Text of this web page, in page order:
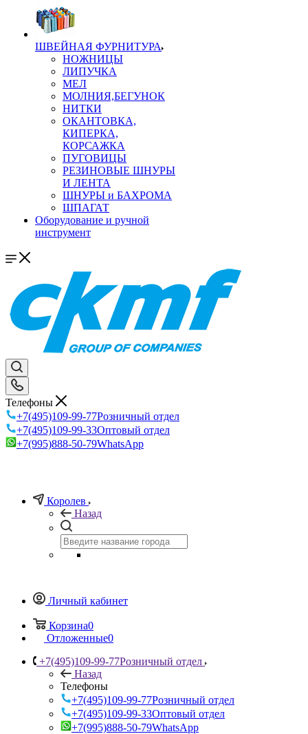
ШВЕЙНАЯ ФУРНИТУРА
НОЖНИЦЫ
ЛИПУЧКА
МЕЛ
МОЛНИЯ,БЕГУНОК
НИТКИ
ОКАНТОВКА,
КИПЕРКА,
КОРСАЖКА
ПУГОВИЦЫ
РЕЗИНОВЫЕ ШНУРЫ
И ЛЕНТА
ШНУРЫ и БАХРОМА
ШПАГАТ
Оборудование и ручной
инструмент
Телефоны
+7(495)109-99-77Розничный отдел
+7(495)109-99-33Оптовый отдел
+7(995)888-50-79WhatsApp
Королев
Назад
Личный кабинет
Корзина0
Отложенные0
+7(495)109-99-77Розничный отдел
Назад
Телефоны
+7(495)109-99-77Розничный отдел
+7(495)109-99-33Оптовый отдел
+7(995)888-50-79WhatsApp